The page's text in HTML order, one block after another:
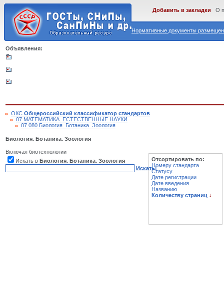
Нормативные документы
Добавить в закладки О
Объявления:
ОКС Общероссийский классификатор стандартов
07 МАТЕМАТИКА. ЕСТЕСТВЕННЫЕ НАУКИ
07.080 Биология. Ботаника. Зоология
Биология. Ботаника. Зоология
Включая биотехнологии
Искать в Биология. Ботаника. Зоология
Искать!
Отсортировать по:
Номеру стандарта
Статусу
Дате регистрации
Дате введения
Названию
Количеству страниц ↓